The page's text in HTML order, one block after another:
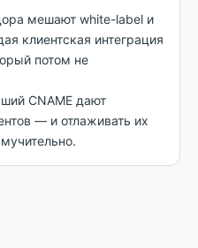
мешают white-label и
клиентская интеграция
потом не
CNAME дают
— и отлаживать их